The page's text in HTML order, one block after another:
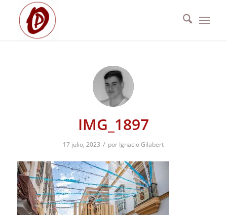
IMG_1897
17 julio, 2023 / por Ignacio Gilabert